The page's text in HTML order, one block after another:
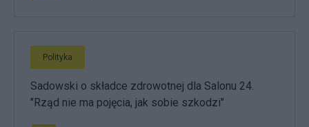
Polityka
Sadowski o składce zdrowotnej dla Salonu 24.
"Rząd nie ma pojęcia, jak sobie szkodzi"